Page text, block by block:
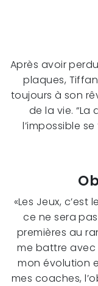
Après avoir
plaques,
toujours à son
de la vie.
l’impossible
«Les Jeux, c’est
ce ne sera
premières au
me battre
mon évolution
mes coaches,